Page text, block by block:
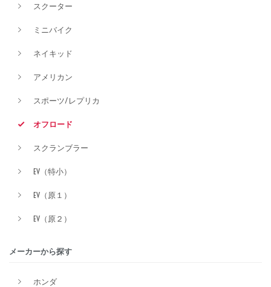
スクーター
ミニバイク
ネイキッド
アメリカン
スポーツ/レプリカ
オフロード
スクランブラー
EV（特小）
EV（原１）
EV（原２）
メーカーから探す
ホンダ
価格